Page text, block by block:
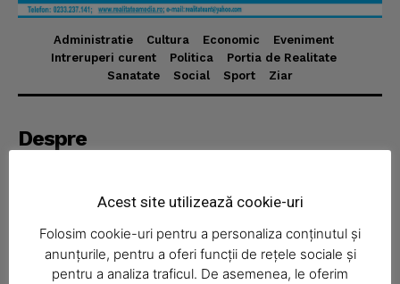
News Week
Magazine PRO
Administratie Cultura Economic
Eveniment
Intreruperi curent
Politica
Portia de Realitate
Sanatate
Social Sport Ziar
Despre
verificate și reportaje locale.
Acest site utilizează cookie-uri
Folosim cookie-uri pentru a personaliza conținutul și
anunțurile, pentru a oferi funcții de rețele sociale și
pentru a analiza traficul. De asemenea, le oferim